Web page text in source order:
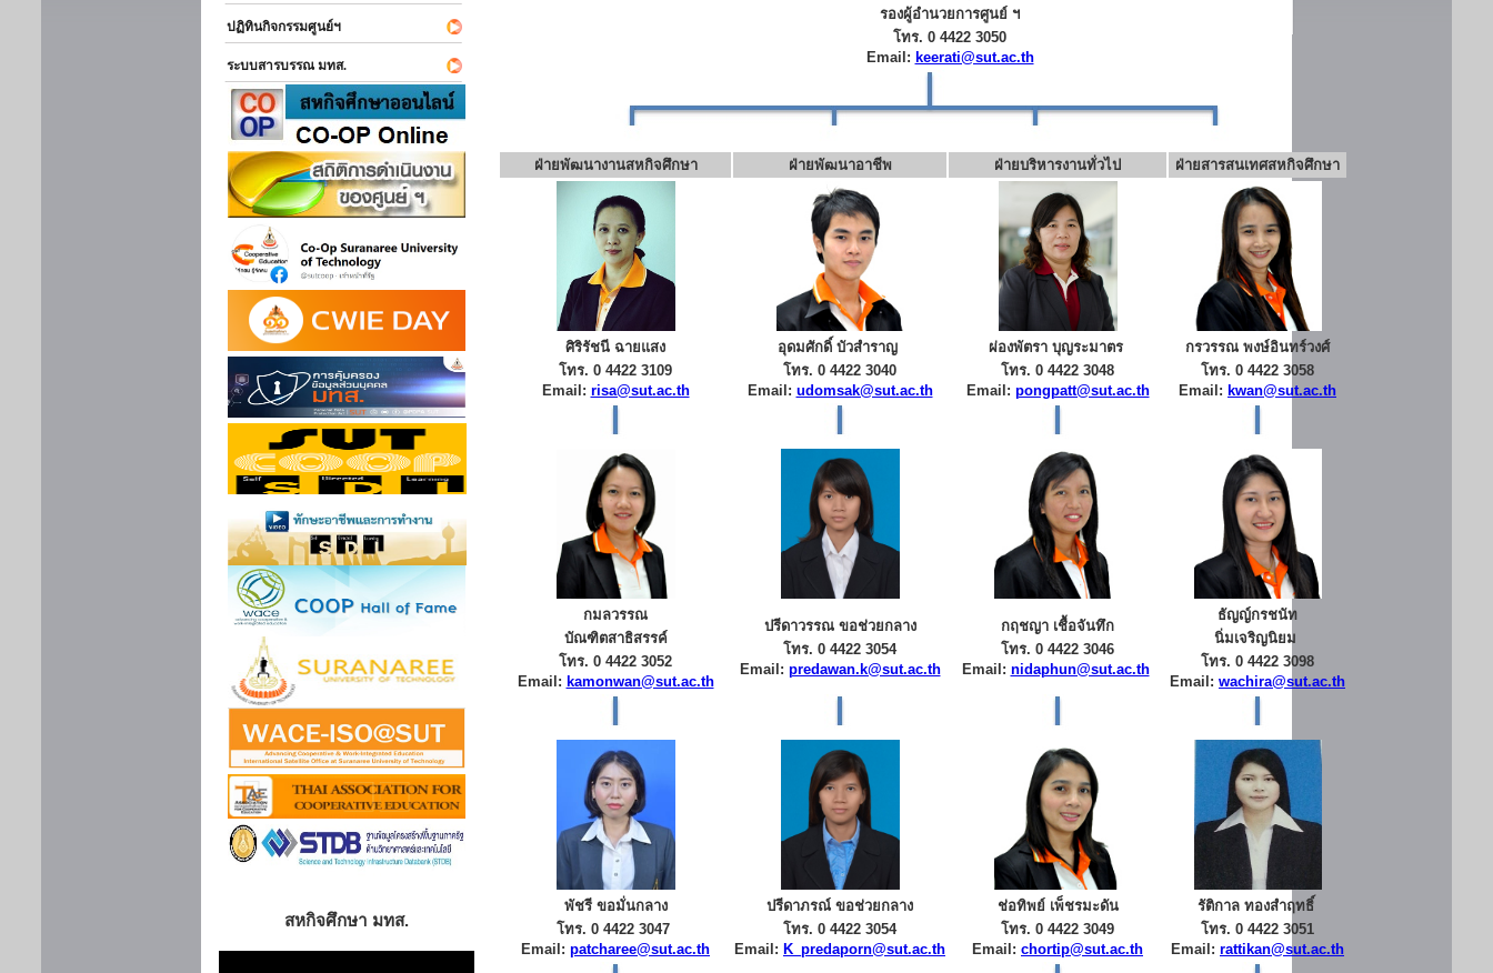
ปฏิทินกิจกรรมศูนย์ฯ
ระบบสารบรรณ มทส.
สหกิจศึกษา มทส.
รองผู้อำนวยการศูนย์ ฯ
โทร. 0 4422 3050
Email: keerati@sut.ac.th
ฝ่ายพัฒนางานสหกิจศึกษา ฝ่ายพัฒนาอาชีพ ฝ่ายบริหารงานทั่วไป ฝ่ายสารสนเทศสหกิจศึกษา
ศิริรัชนี ฉายแสง
โทร. 0 4422 3109
Email: risa@sut.ac.th
อุดมศักดิ์ บัวสำราญ
โทร. 0 4422 3040
Email: udomsak@sut.ac.th
ผ่องพัตรา บุญระมาตร
โทร. 0 4422 3048
Email: pongpatt@sut.ac.th
กรวรรณ พงษ์อินทร์วงศ์
โทร. 0 4422 3058
Email: kwan@sut.ac.th
กมลวรรณ
บัณฑิตสาธิสรรค์
โทร. 0 4422 3052
Email: kamonwan@sut.ac.th
ปรีดาวรรณ ขอช่วยกลาง
โทร. 0 4422 3054
Email: predawan.k@sut.ac.th
กฤชญา เชื้อจันทึก
โทร. 0 4422 3046
Email: nidaphun@sut.ac.th
ธัญญ์กรชนัท
นิ่มเจริญนิยม
โทร. 0 4422 3098
Email: wachira@sut.ac.th
พัชรี ขอมั่นกลาง
โทร. 0 4422 3047
Email: patcharee@sut.ac.th
ปรีดาภรณ์ ขอช่วยกลาง
โทร. 0 4422 3054
Email: K_predaporn@sut.ac.th
ช่อทิพย์ เพ็ชรมะดัน
โทร. 0 4422 3049
Email: chortip@sut.ac.th
รัติกาล ทองสำฤทธิ์
โทร. 0 4422 3051
Email: rattikan@sut.ac.th